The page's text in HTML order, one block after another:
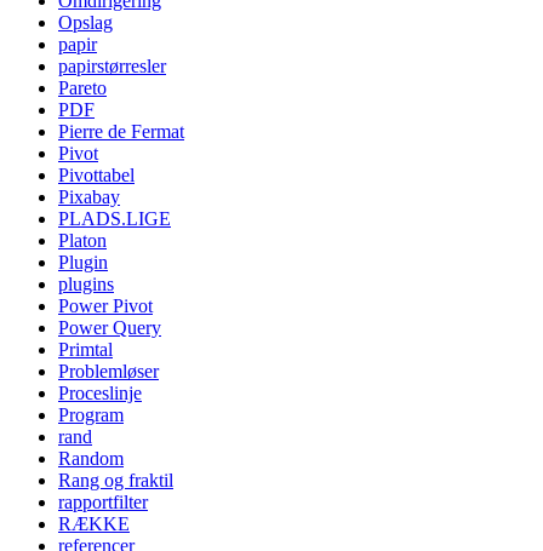
Opslag
papir
papirstørresler
Pareto
PDF
Pierre de Fermat
Pivot
Pivottabel
Pixabay
PLADS.LIGE
Platon
Plugin
plugins
Power Pivot
Power Query
Primtal
Problemløser
Proceslinje
Program
rand
Random
Rang og fraktil
rapportfilter
RÆKKE
referencer